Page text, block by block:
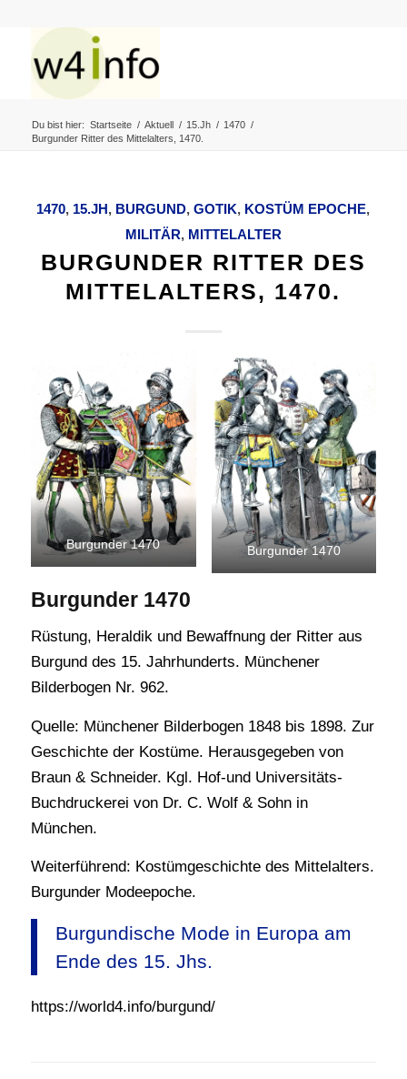
Du bist hier: Startseite / Aktuell / 15.Jh / 1470 /
Burgunder Ritter des Mittelalters, 1470.
1470, 15.JH, BURGUND,GOTIK, KOSTÜM EPOCHE,
MILITÄR, MITTELALTER
BURGUNDER RITTER DES
MITTELALTERS, 1470.
Burgunder 1470 Burgunder 1470
Burgunder 1470
Rüstung, Heraldik und Bewaffnung der Ritter aus
Burgund des 15. Jahrhunderts. Münchener
Bilderbogen Nr. 962.
Quelle: Münchener Bilderbogen 1848 bis 1898. Zur
Geschichte der Kostüme. Herausgegeben von
Braun & Schneider. Kgl. Hof-und Universitäts-
Buchdruckerei von Dr. C. Wolf & Sohn in
München.
Weiterführend: Kostümgeschichte des Mittelalters.
Burgunder Modeepoche.
Burgundische Mode in Europa am
Ende des 15. Jhs.
https://world4.info/burgund/